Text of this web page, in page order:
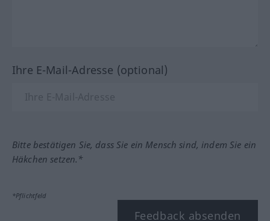
Ihre E-Mail-Adresse (optional)
Bitte bestätigen Sie, dass Sie ein Mensch sind, indem Sie ein
Häkchen setzen.*
*Pflichtfeld
Feedback absenden